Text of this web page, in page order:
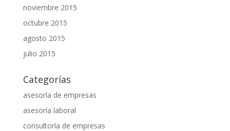
noviembre 2015
octubre 2015
agosto 2015
julio 2015
Categorías
asesoría de empresas
asesoría laboral
consultoría de empresas